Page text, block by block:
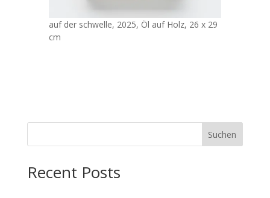
auf der schwelle, 2025, Öl auf Holz, 26 x 29
cm
Suchen
Recent Posts